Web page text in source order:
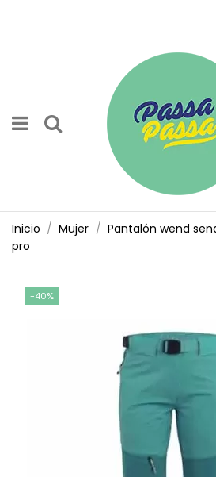
Inicio Mujer
Pantalón wend
pro
-40%